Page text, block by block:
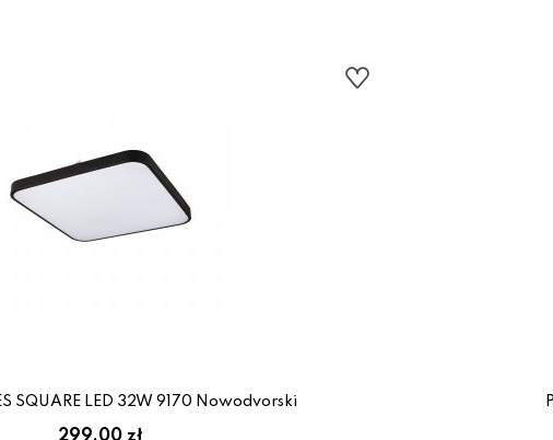
SQUARE LED 32W 9170 Nowodvorski